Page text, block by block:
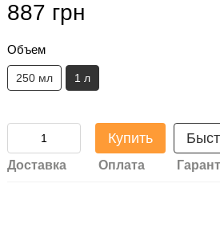
887 грн
Объем
250 мл 1 л
Купить
Доставка Оплата